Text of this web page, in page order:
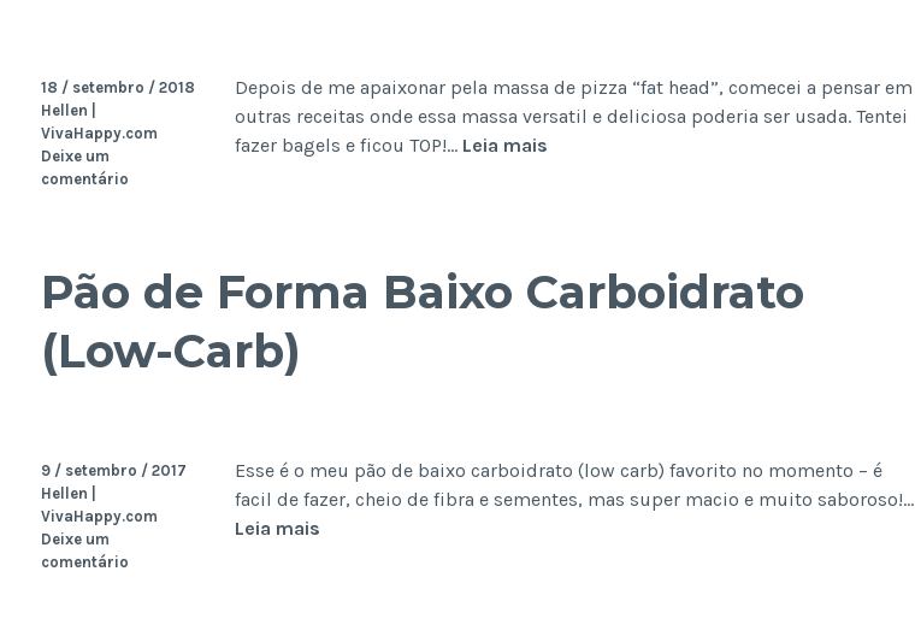
Depois de me apaixonar pela massa de pizza “fat head”, comecei a pensar em
outras receitas onde essa massa versatil e deliciosa poderia ser usada. Tentei
fazer bagels e ficou TOP!… Leia mais
carb,
18 / setembro / 2018
Hellen |
VivaHappy.com
Deixe um
comentário
Pão de Forma Baixo Carboidrato
(Low-Carb)
Esse é o meu pão de baixo carboidrato (low carb) favorito no momento – é
facil de fazer, cheio de fibra e sementes, mas super macio e muito saboroso!…
Leia mais
9 / setembro / 2017
Hellen |
VivaHappy.com
Deixe um
comentário